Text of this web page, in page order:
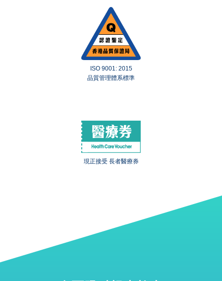
ISO 9001: 2015
品質管理體系標準
現正接受 長者醫療券